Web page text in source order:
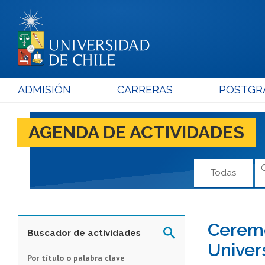
ADMISIÓN CARRERAS
AGENDA DE ACTIVIDADES
Todas
Buscador de actividades
Por título o palabra clave